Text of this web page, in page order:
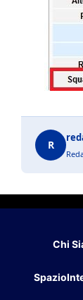
R
Chi